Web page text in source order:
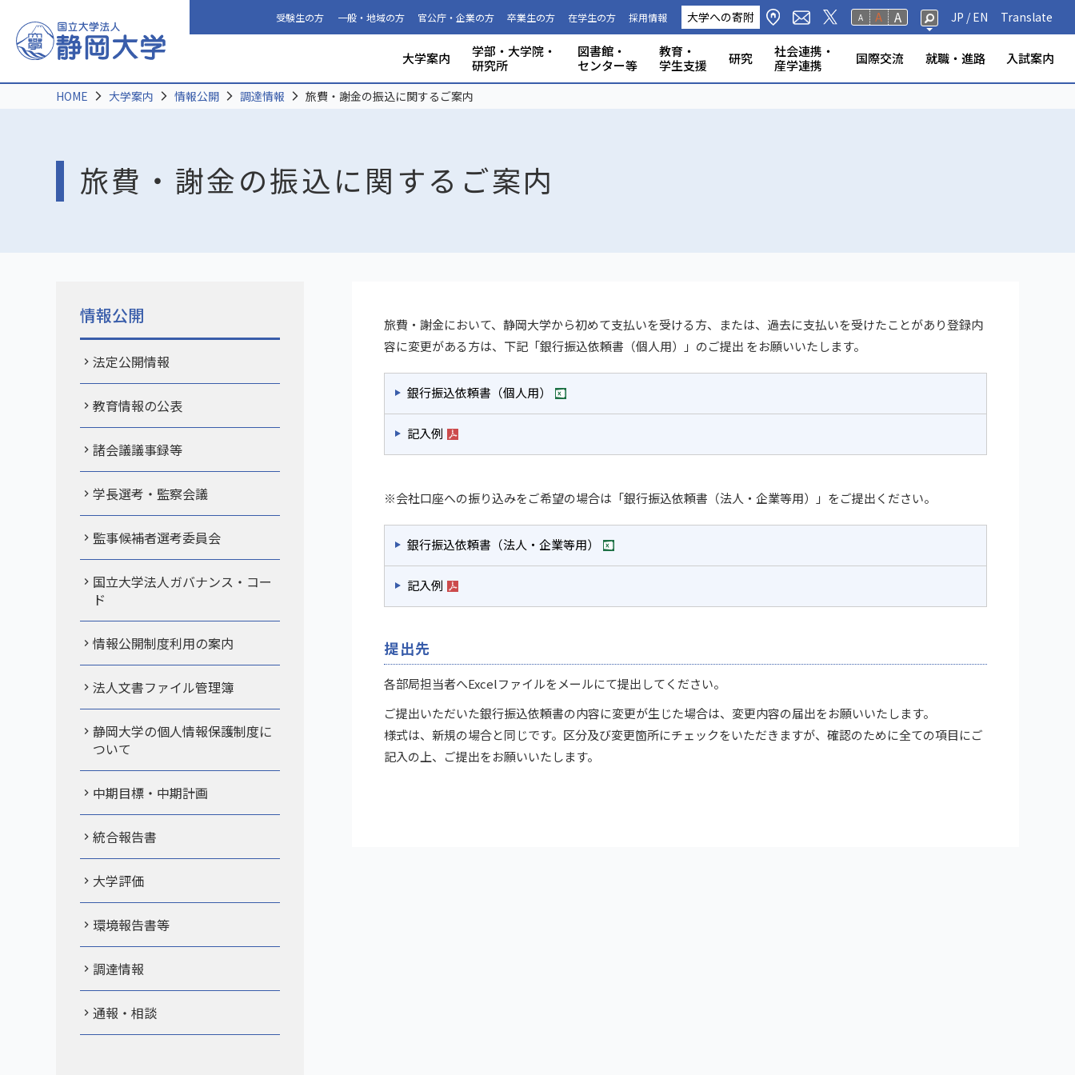
受験生の方 一般・地域の方 官公庁・企業の方 卒業生の方 在学生の方 採用情報 大学への寄附 A A A JP /EN Translate
大学案内
大学の概要
共同利用
事務組織・窓口
学部・大学院・
研究所
人文社会科学部
理学部
グローバル共創科学部
電子工学研究所
図書館・
センター等
附属図書館
教育・
学生支援
教育ポリシー
学生生活
特別教育プログラム
研究
研究成果（プレスリリース）
研究者インタビュー
研究フェロー・若手重点研究
プロジェクト研究所
機器の共同利用
社会連携・
産学連携
社会連携
本学教職員への兼業依頼
国際交流
国際連携推進機構につい
て
海外から静岡大学への留
静岡大学から海外への留
学
就職・進路 入試案内
学部入試
3年次編入
科目等履修生・聴講生・研究
旅費・謝金の振込に関するご案内
HOME 大学案内 情報公開 調達情報 旅費・謝金の振込に関するご案内
旅費・謝金において、静岡大学から初めて支払いを受ける方、または、過去に支払いを受けたことがあり登録内
容に変更がある方は、下記「銀行振込依頼書（個人用）」のご提出 をお願いいたします。
銀行振込依頼書（個人用）
記入例
※会社口座への振り込みをご希望の場合は「銀行振込依頼書（法人・企業等用）」をご提出ください。
銀行振込依頼書（法人・企業等用）
記入例
提出先
各部局担当者へExcelファイルをメールにて提出してください。
ご提出いただいた銀行振込依頼書の内容に変更が生じた場合は、変更内容の届出をお願いいたします。
様式は、新規の場合と同じです。区分及び変更箇所にチェックをいただきますが、確認のために全ての項目にご
記入の上、ご提出をお願いいたします。
情報公開
法定公開情報
教育情報の公表
諸会議議事録等
学長選考・監察会議
監事候補者選考委員会
国立大学法人ガバナンス・コー
ド
情報公開制度利用の案内
法人文書ファイル管理簿
静岡大学の個人情報保護制度に
ついて
中期目標・中期計画
統合報告書
大学評価
環境報告書等
調達情報
通報・相談